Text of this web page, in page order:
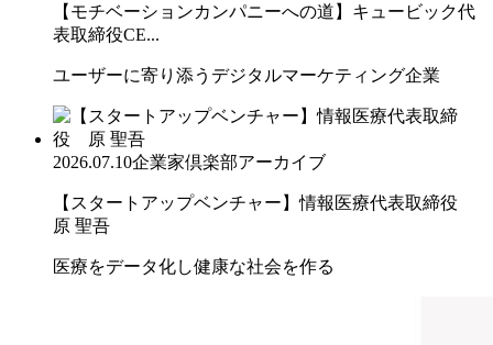
【モチベーションカンパニーへの道】キュービック代
表取締役CE...
ユーザーに寄り添うデジタルマーケティング企業
2026.07.10企業家倶楽部アーカイブ
【スタートアップベンチャー】情報医療代表取締役
原 聖吾
医療をデータ化し健康な社会を作る